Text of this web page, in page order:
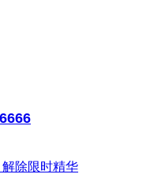
解除限时精华